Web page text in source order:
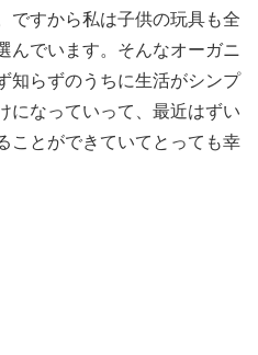
ですから私は子供の玩具も全
んでいます。そんなオーガニ
知らずのうちに生活がシンプ
になっていって、最近はずい
ことができていてとっても幸